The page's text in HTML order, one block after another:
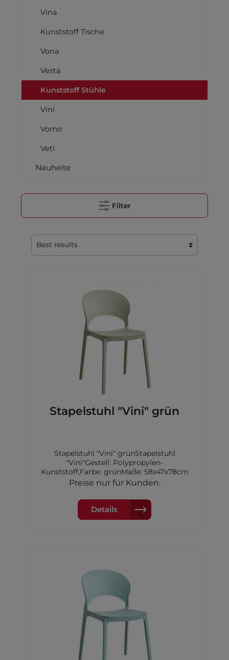
Vina
Kunststoff Tische
Vona
Vesta
Kunststoff Stühle
Vini
Vomo
Veti
Neuheite
Filter
Stapelstuhl "Vini" grün
Stapelstuhl "Vini" grünStapelstuhl
"Vini"Gestell: Polypropylen-
Kunststoff,Farbe: grünMaße: 58x47x78cm
Preise nur für Kunden.
Details